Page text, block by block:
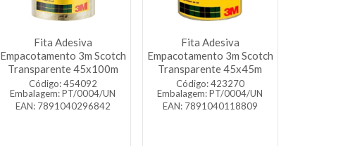
Fita Adesiva
Empacotamento 3m Scotch
Transparente 45x100m
Código: 454092
Embalagem: PT/0004/UN
EAN: 7891040296842
Fita Adesiva
Empacotamento 3m Scotch
Transparente 45x45m
Código: 423270
Embalagem: PT/0004/UN
EAN: 7891040118809